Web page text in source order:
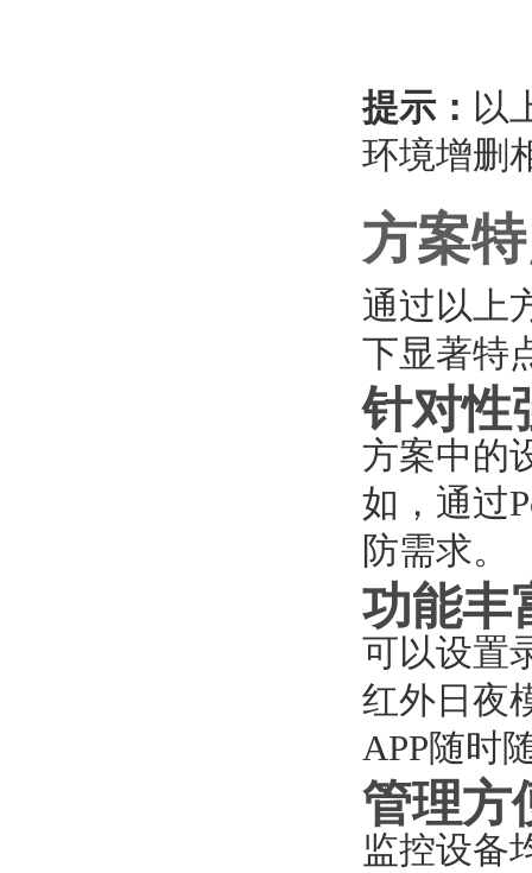
提示： 以
环境增删
方案
通过以上
下显著特
针对性
方案中的
如，通过
防需求。
功能丰
可以设置
红外日夜
APP随时
管理方
监控设备